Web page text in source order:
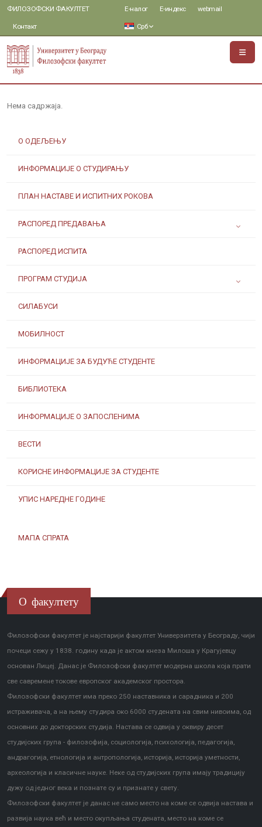
ФИЛОЗОФСКИ ФАКУЛТЕТ
Контакт
Е-налог Е-индекс webmail
Срб
О ОДЕЉЕЊУ
ИНФОРМАЦИЈЕ О СТУДИРАЊУ
ПЛАН НАСТАВЕ И ИСПИТНИХ РОКОВА
РАСПОРЕД ПРЕДАВАЊА
РАСПОРЕД ИСПИТА
ПРОГРАМ СТУДИЈА
СИЛАБУСИ
МОБИЛНОСТ
ИНФОРМАЦИЈЕ ЗА БУДУЋЕ СТУДЕНТЕ
БИБЛИОТЕКА
ИНФОРМАЦИЈЕ О ЗАПОСЛЕНИМА
ВЕСТИ
КОРИСНЕ ИНФОРМАЦИЈЕ ЗА СТУДЕНТЕ
УПИС НАРЕДНЕ ГОДИНЕ
МАПА СПРАТА
Нема садржаја.
О факултету
Филозофски факултет је најстарији факултет Универзитета у Београду, чији
почеци сежу у 1838. годину када је актом кнеза Милоша у Крагујевцу
основан Лицеј. Данас је Филозофски факултет модерна школа која прати
све савремене токове европског академског простора.
Филозофски факултет има преко 250 наставника и сарадника и 200
истраживача, а на њему студира око 6000 студената на свим нивоима, од
основних до докторских студија. Настава се одвија у оквиру десет
студијских група - филозофија, социологија, психологија, педагогија,
андрагогија, етнологија и антропологија, историја, историја уметности,
археологија и класичне науке. Неке од студијских група имају традицију
дужу од једног века и познате су и признате у свету.
Филозофски факултет је данас не само место на коме се одвија настава и
развија наука већ и место окупљања студената, место на коме се